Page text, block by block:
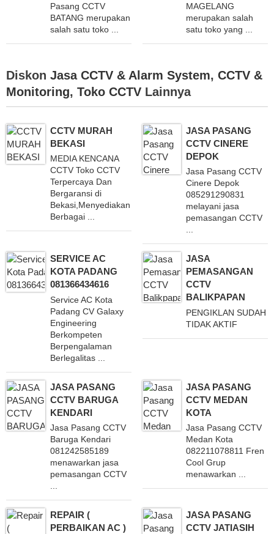
Pasang CCTV
BATANG merupakan
salah satu toko ...
MAGELANG
merupakan salah
satu toko yang ...
Diskon Jasa CCTV & Alarm System, CCTV &
Monitoring, Toko CCTV Lainnya
CCTV MURAH
BEKASI
MEDIA KENCANA
CCTV Toko CCTV
Terpercaya Dan
Bergaransi di
Bekasi,Menyediakan
Berbagai ...
JASA PASANG
CCTV CINERE
DEPOK
Jasa Pasang CCTV
Cinere Depok
085291290831
melayani jasa
pemasangan CCTV
...
SERVICE AC
KOTA PADANG
081366434616
Service AC Kota
Padang CV Galaxy
Engineering
Berkompeten
Berpengalaman
Berlegalitas ...
JASA
PEMASANGAN
CCTV
BALIKPAPAN
PENGIKLAN SUDAH
TIDAK AKTIF
JASA PASANG
CCTV BARUGA
KENDARI
Jasa Pasang CCTV
Baruga Kendari
081242585189
menawarkan jasa
pemasangan CCTV
JASA PASANG
CCTV MEDAN
KOTA
Jasa Pasang CCTV
Medan Kota
082211078811 Fren
Cool Grup
menawarkan ...
REPAIR (
PERBAIKAN AC )
JASA PASANG
CCTV JATIASIH